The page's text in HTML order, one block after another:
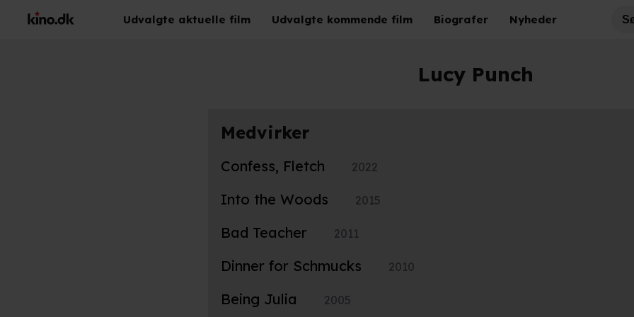
Udvalgte aktuelle film Udvalgte kommende film Biografer Nyheder
Lucy Punch
Medvirker
Confess, Fletch 2022
Into the Woods 2015
Bad Teacher 2011
Dinner for Schmucks 2010
Being Julia 2005